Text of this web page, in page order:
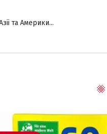
та Америки...